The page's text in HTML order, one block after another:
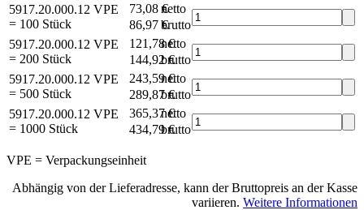
5917.20.000.12 VPE
= 100 Stück
73,08 €netto
86,97 €brutto*
5917.20.000.12 VPE
= 200 Stück
121,78 €
netto
144,92 €brutto*
5917.20.000.12 VPE
= 500 Stück
243,59 €
netto
289,87 €brutto*
5917.20.000.12 VPE
= 1000 Stück
365,37 €
netto
434,79 €brutto*
VPE = Verpackungseinheit
Abhängig von der Lieferadresse, kann der Bruttopreis an der Kasse
variieren. Weitere Informationen